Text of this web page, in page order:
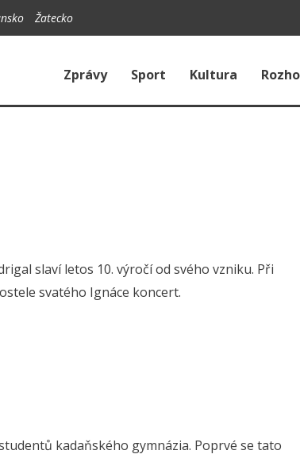
Žatecko
Zprávy Sport Kultura
slaví letos 10. výročí od svého vzniku. Při
svatého Ignáce koncert.
kadaňského gymnázia. Poprvé se tato